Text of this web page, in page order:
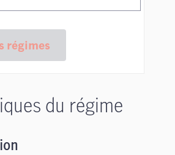
régimes
du régime